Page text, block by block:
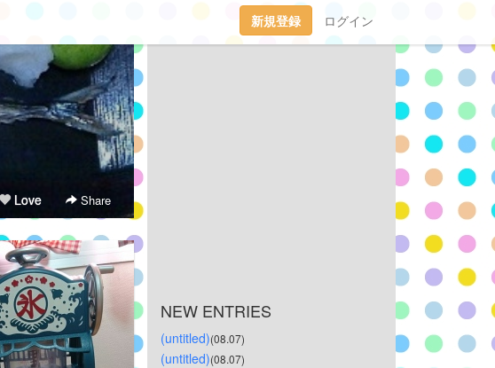
新規登録 ログイン
Love Share
NEW ENTRIES
(untitled)(08.07)
(untitled)(08.07)